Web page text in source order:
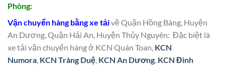
Phòng:
Vận chuyển hàng bằng xe tảivề Quận Hồng Bàng, Huyện
An Dương, Quận Hải An, Huyện Thủy Nguyên: Đặc biệt là
xe tải vận chuyển hàng ở KCN Quán Toan, KCN
Numora KCN Tràng Duệ KCN An Dương KCN Đình